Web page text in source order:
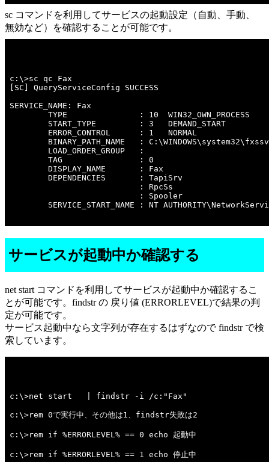
sc コマンドを利用してサービスの起動設定（自動、手動、
無効など）を確認することが可能です。
c:\>sc qc Fax
[SC] QueryServiceConfig SUCCESS
SERVICE_NAME: Fax
        TYPE               : 10  WIN32_OWN_PROCESS
        START_TYPE         : 3   DEMAND_START
        ERROR_CONTROL      : 1   NORMAL
BINARY_PATH_NAME   :
        LOAD_ORDER_GROUP   :
        TAG                : 0
        DISPLAY_NAME       : Fax
        DEPENDENCIES       : TapiSrv
                           : RpcSs
                           : Spooler
SERVICE_START_NAME : NT
サービスが起動中か確認する
net start コマンドを利用してサービスが起動中か確認するこ
とが可能です。findstr の 戻り値 (ERRORLEVEL)で結果の判
定が可能です。
サービス起動中なら文字列が存在するはずなので findstr で検
索しています。
c:\>net start   | findstr -i /c:"Fax"
c:\>rem 0で実行中、その他は1、findstr失敗は2
c:\>rem if %ERRORLEVEL% == 0 echo 起動中
c:\>rem if %ERRORLEVEL% == 1 echo 停止中